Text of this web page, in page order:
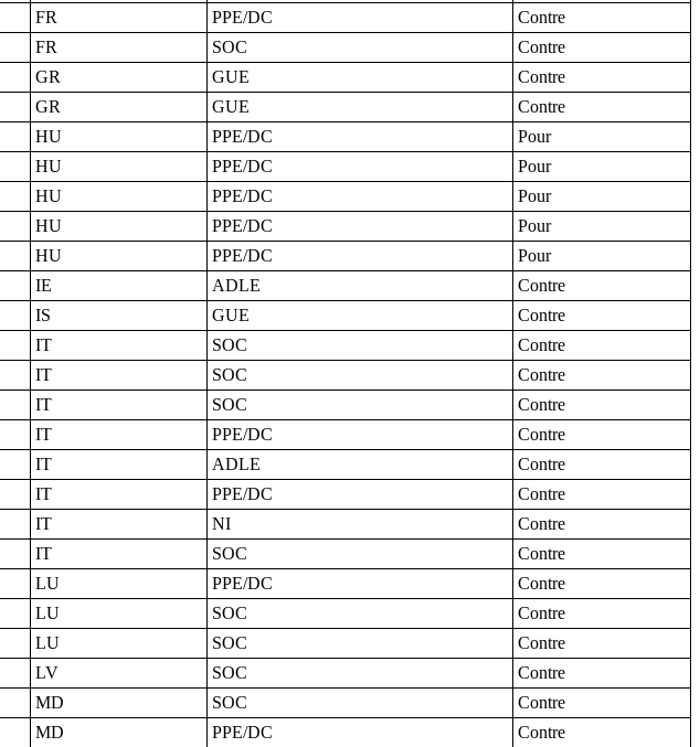
FR PPE/DC
Contre
FR SOC
Contre
GR GUE
Contre
GR GUE
Contre
HU PPE/DC
Pour
HU PPE/DC
Pour
HU PPE/DC
Pour
HU PPE/DC
Pour
HU PPE/DC
Pour
IE ADLE
Contre
IS GUE
Contre
IT SOC
Contre
IT SOC
Contre
IT SOC
Contre
IT PPE/DC
Contre
IT ADLE
Contre
IT PPE/DC
Contre
IT NI
Contre
IT SOC
Contre
LU PPE/DC
Contre
LU SOC
Contre
LU SOC
Contre
LV SOC
Contre
MD SOC
Contre
MD PPE/DC
Contre